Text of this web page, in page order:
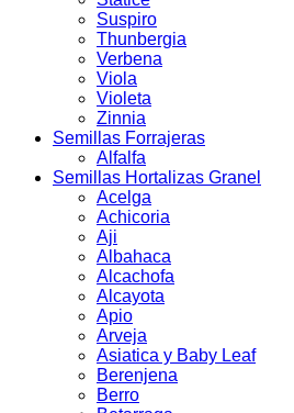
Suspiro
Thunbergia
Verbena
Viola
Violeta
Zinnia
Semillas Forrajeras
Alfalfa
Semillas Hortalizas Granel
Acelga
Achicoria
Aji
Albahaca
Alcachofa
Alcayota
Apio
Arveja
Asiatica y Baby Leaf
Berenjena
Berro